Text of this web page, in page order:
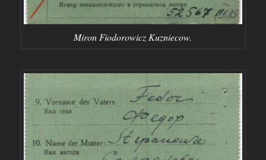
Miron Fiodorowicz Kuzniecow.